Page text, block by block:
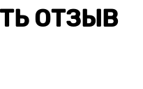
ОТЗЫВ